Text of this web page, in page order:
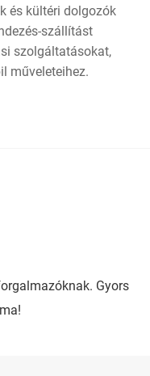
és kültéri dolgozók
szállítást
szolgáltatásokat,
műveleteihez.
Gyors